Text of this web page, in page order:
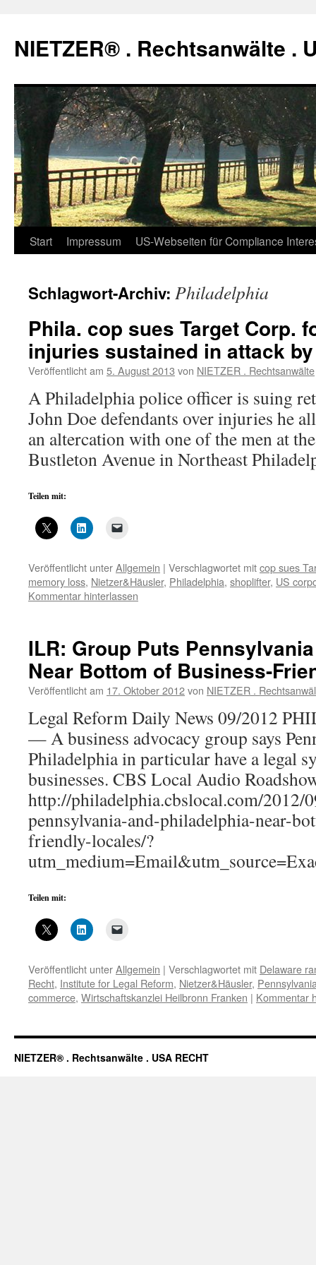
springen
NIETZER® . Rechtsanwälte .
Start Impressum US-Webseiten für Compliance
Schlagwort-Archiv: Philadelphia
Phila. cop sues Target Corp.
injuries sustained in attack
Veröffentlicht am 5. August 2013 von NIETZER . Rechtsanwälte
A Philadelphia police officer is suing
John Doe defendants over injuries he
an altercation with one of the men at
Bustleton Avenue in Northeast
Teilen mit:
Veröffentlicht unterAllgemein | Verschlagwortet mitcop sues
memory loss, Nietzer&Häusler, Philadelphia, shoplifter, US
Kommentar hinterlassen
ILR: Group Puts
Near Bottom of Business-
Veröffentlicht am 17. Oktober 2012von NIETZER .
Legal Reform Daily News 09/2012
— A business advocacy group says
Philadelphia in particular have a legal
businesses. CBS Local Audio
http://philadelphia.cbslocal.com/2012/
pennsylvania-and-philadelphia-near-
friendly-locales/?
Teilen mit:
Veröffentlicht unterAllgemein | Verschlagwortet mit Delaware
Recht, Institute for Legal Reform, Nietzer&Häusler,
commerce, Wirtschaftskanzlei Heilbronn Franken | Kommentar
NIETZER® . Rechtsanwälte . USA RECHT